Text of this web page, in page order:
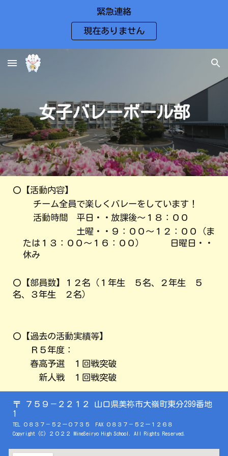
緊急連絡
現在ありません
女子バレーボール部
〇 【活動内容】
チーム全員で楽しくバレーをしています！
活動時間 平日・・放課後～ １８：００
土曜・・９：００～１２：００（ま
たは１３：００～１６：００）
日 曜日・・
休み
〇 【部員数】 １２名（１年生 ５名、２年生
５
名、３年生
２名）
〇 【過去の活動実績等】
Ｒ５年度：
春高予選 １回戦突破
新人戦 １回戦突破
〒 ７５９－２２１２ 山口県美祢市大嶺町東分299番地
1
TEL ０８３７－ ５２ー０７３５ FAX ０８３７－５２ー １２６８
Copyright (C) ２０２２MineSeiryo High School. All Rights Reserved.